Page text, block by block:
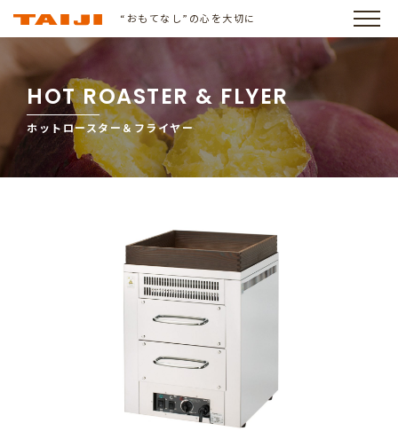
“おもてなし”の心を大切に
HOT ROASTER & FLYER
ホットロースター＆フライヤー